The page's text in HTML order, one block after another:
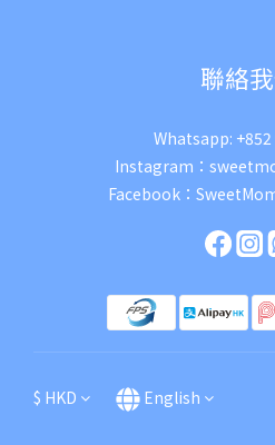
聯絡
Whatsapp:
Instagram：
Facebook：
$ HKD English